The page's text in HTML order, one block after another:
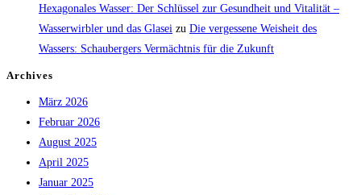
Hexagonales Wasser: Der Schlüssel zur Gesundheit und Vitalität –
Wasserwirbler und das Glasei zu Die vergessene Weisheit des
Wassers: Schaubergers Vermächtnis für die Zukunft
Archives
März 2026
Februar 2026
August 2025
April 2025
Januar 2025